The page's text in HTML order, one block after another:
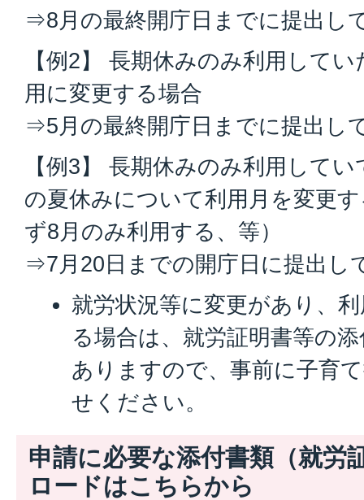
⇒8月の最終開庁日までに提出し
【例2】 長期休みのみ利用して
用に変更する場合
⇒5月の最終開庁日までに提出し
【例3】 長期休みのみ利用して
の夏休みについて利用月を変更
ず8月のみ利用する、等）
⇒7月20日までの開庁日に提出し
就労状況等に変更があり、
る場合は、就労証明書等の
ありますので、事前に子育
せください。
申請に必要な添付書類（就労
ロードはこちらから